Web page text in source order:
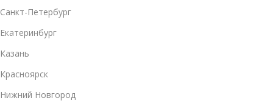
Санкт-Петербург
Екатеринбург
Казань
Красноярск
Нижний Новгород